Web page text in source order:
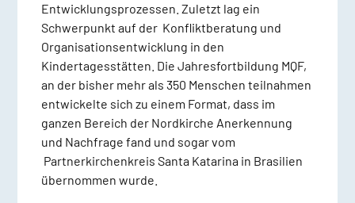
Entwicklungsprozessen. Zuletzt lag ein
Schwerpunkt auf der Konfliktberatung und
Organisationsentwicklung in den
Kindertagesstätten. Die Jahresfortbildung MQF,
an der bisher mehr als 350 Menschen teilnahmen
entwickelte sich zu einem Format, dass im
ganzen Bereich der Nordkirche Anerkennung
und Nachfrage fand und sogar vom
Partnerkirchenkreis Santa Katarina in Brasilien
übernommen wurde.